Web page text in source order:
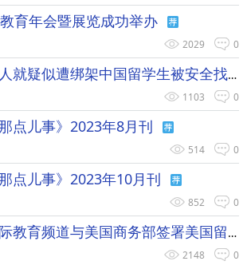
育年会暨展览成功举办
0
2029
驻美国使馆发言人就疑似遭绑架中国留学生被安全找到事答记者问
0
1103
点儿事》2023年8月刊
0
514
点儿事》2023年10月刊
0
852
中国教育在线国际教育频道与美国商务部签署美国留学目的地推广商标许可协议
0
2148